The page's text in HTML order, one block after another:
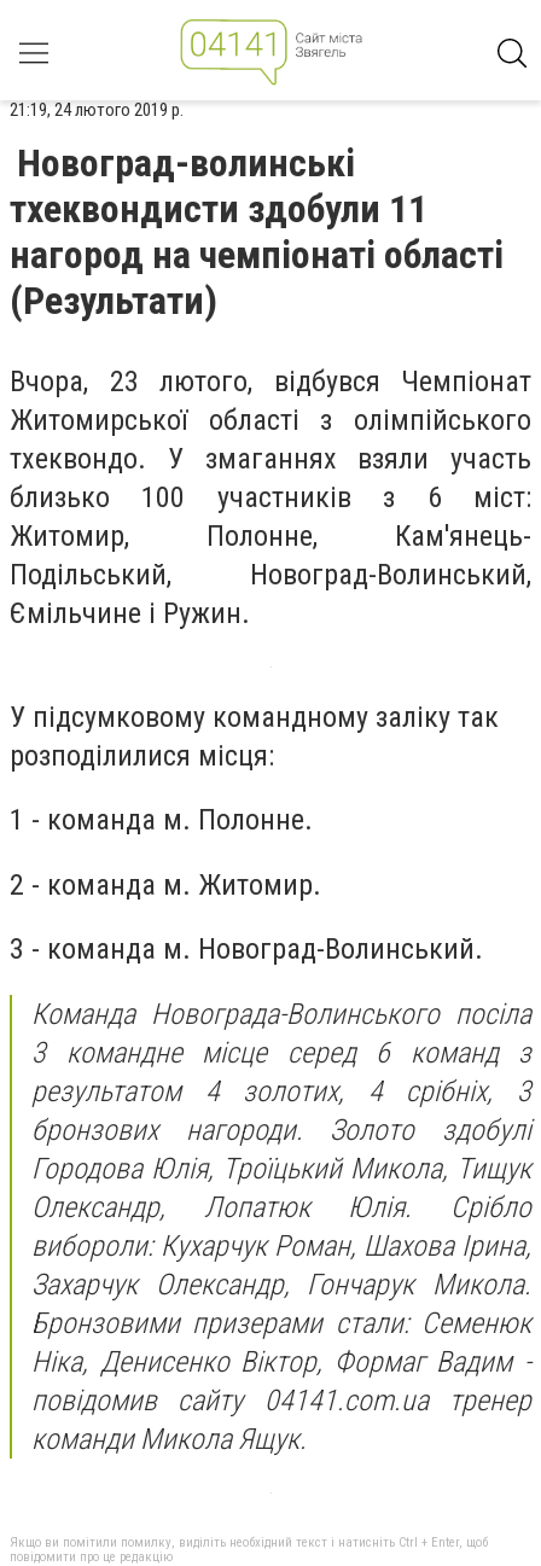
21:19, 24 лютого 2019 р.
Новоград-волинські
тхеквондисти здобули 11
нагород на чемпіонаті області
(Результати)
Вчора, 23 лютого, відбувся Чемпіонат
Житомирської області з олімпійського
тхеквондо. У змаганнях взяли участь
близько 100 участників з 6 міст:
Житомир, Полонне, Кам'янець-
Подільський, Новоград-Волинський,
Ємільчине і Ружин.
У підсумковому командному заліку так
розподілилися місця:
1 - команда м. Полонне.
2 - команда м. Житомир.
3 - команда м. Новоград-Волинський.
Команда Новограда-Волинського посіла
3 командне місце серед 6 команд з
результатом 4 золотих, 4 срібніх, 3
бронзових нагороди. Золото здобулі
Городова Юлія, Троїцький Микола, Тищук
Олександр, Лопатюк Юлія. Срібло
вибороли: Кухарчук Роман, Шахова Ірина,
Захарчук Олександр, Гончарук Микола.
Бронзовими призерами стали: Семенюк
Ніка, Денисенко Віктор, Формаг Вадим -
повідомив сайту 04141.com.ua тренер
команди Микола Ящук.
Якщо ви помітили помилку, виділіть необхідний текст і натисніть Ctrl + Enter, щоб
повідомити про це редакцію